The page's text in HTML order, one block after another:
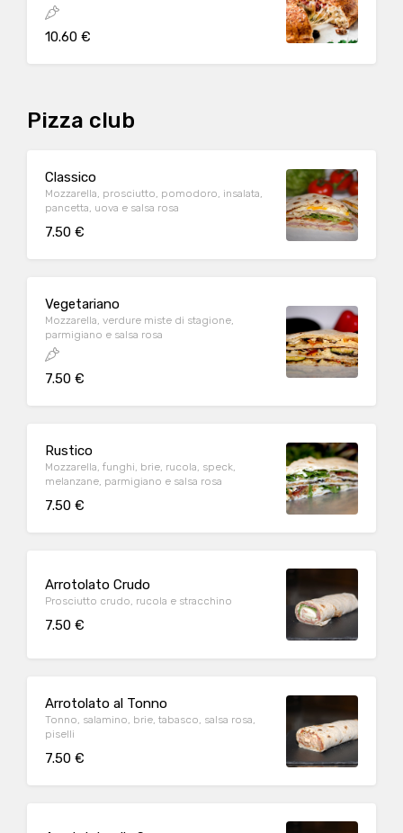
10.60 €
Pizza club
Classico
Mozzarella, prosciutto, pomodoro, insalata,
pancetta, uova e salsa rosa
7.50 €
Vegetariano
Mozzarella, verdure miste di stagione,
parmigiano e salsa rosa
7.50 €
Rustico
Mozzarella, funghi, brie, rucola, speck,
melanzane, parmigiano e salsa rosa
7.50 €
Arrotolato Crudo
Prosciutto crudo, rucola e stracchino
7.50 €
Arrotolato al Tonno
Tonno, salamino, brie, tabasco, salsa rosa,
piselli
7.50 €